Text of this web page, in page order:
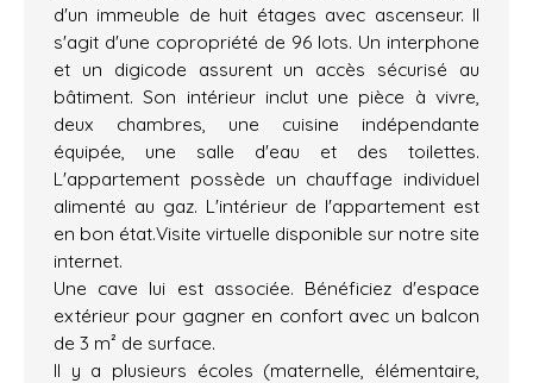
d'un immeuble de huit étages avec ascenseur. Il
s'agit d'une copropriété de 96 lots. Un interphone
et un digicode assurent un accès sécurisé au
bâtiment. Son intérieur inclut une pièce à vivre,
deux chambres, une cuisine indépendante
équipée, une salle d'eau et des toilettes.
L'appartement possède un chauffage individuel
alimenté au gaz. L'intérieur de l'appartement est
en bon état.Visite virtuelle disponible sur notre site
internet.
Une cave lui est associée. Bénéficiez d'espace
extérieur pour gagner en confort avec un balcon
de 3 m² de surface.
Il y a plusieurs écoles (maternelle, élémentaire,